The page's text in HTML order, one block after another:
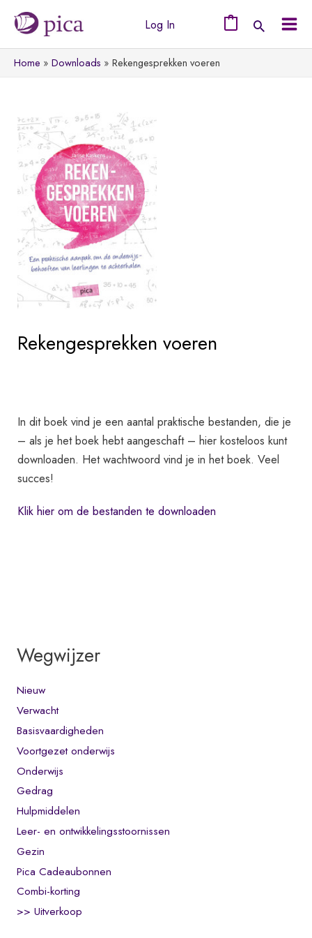
naar
de
inhoud
Log In
Home Downloads Rekengesprekken voeren
Rekengesprekken voeren
In dit boek vind je een aantal praktische bestanden, die je
– als je het boek hebt aangeschaft – hier kosteloos kunt
downloaden. Het wachtwoord vind je in het boek. Veel
succes!
Klik hier om de bestanden te downloaden
Wegwijzer
Nieuw
Verwacht
Basisvaardigheden
Voortgezet onderwijs
Onderwijs
Gedrag
Hulpmiddelen
Leer- en ontwikkelingsstoornissen
Gezin
Pica Cadeaubonnen
Combi-korting
>> Uitverkoop